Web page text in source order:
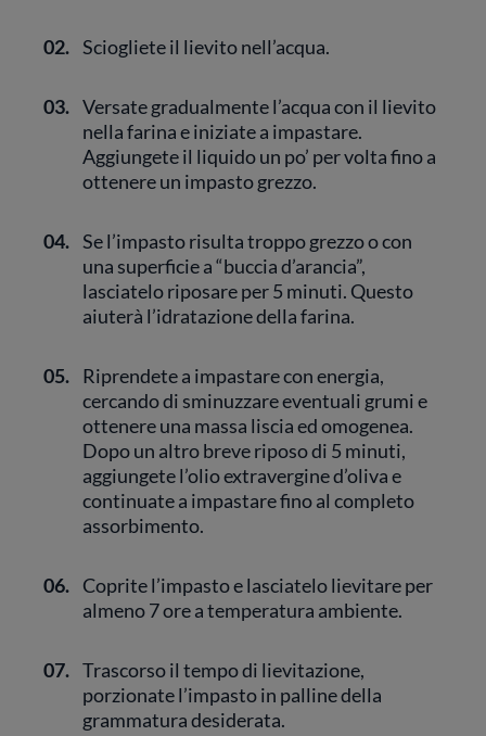
02. Sciogliete il lievito nell’acqua.
03. Versate gradualmente l’acqua con il lievito
nella farina e iniziate a impastare.
Aggiungete il liquido un po’ per volta fino a
ottenere un impasto grezzo.
04. Se l’impasto risulta troppo grezzo o con
una superficie a “buccia d’arancia”,
lasciatelo riposare per 5 minuti. Questo
aiuterà l’idratazione della farina.
05. Riprendete a impastare con energia,
cercando di sminuzzare eventuali grumi e
ottenere una massa liscia ed omogenea.
Dopo un altro breve riposo di 5 minuti,
aggiungete l’olio extravergine d’oliva e
continuate a impastare fino al completo
assorbimento.
06. Coprite l’impasto e lasciatelo lievitare per
almeno 7 ore a temperatura ambiente.
07. Trascorso il tempo di lievitazione,
porzionate l’impasto in palline della
grammatura desiderata.